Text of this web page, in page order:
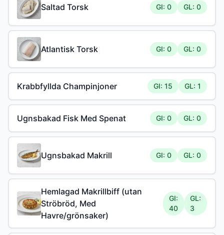
Saltad Torsk GI: 0 GL: 0
Atlantisk Torsk GI: 0 GL: 0
Krabbfyllda Champinjoner GI: 15 GL: 1
Ugnsbakad Fisk Med Spenat GI: 0 GL: 0
Ugnsbakad Makrill GI: 0 GL: 0
Hemlagad Makrillbiff (utan
Ströbröd, Med
Havre/grönsaker)
GI:
40
GL:
3